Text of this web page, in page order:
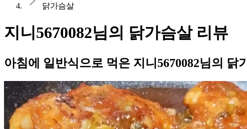
닭가슴살
지니5670082님의 닭가슴살 리뷰
아침에 일반식으로 먹은 지니5670082님의 닭